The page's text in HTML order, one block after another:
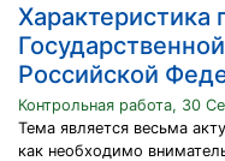
Характеристика
Российской
Контрольная работа, 30
Тема является весьма
как необходимо